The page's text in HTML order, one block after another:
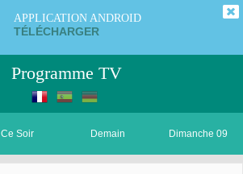
APPLICATION ANDROID
TÉLÉCHARGER
Programme TV
Ce Soir Demain Dimanche 09